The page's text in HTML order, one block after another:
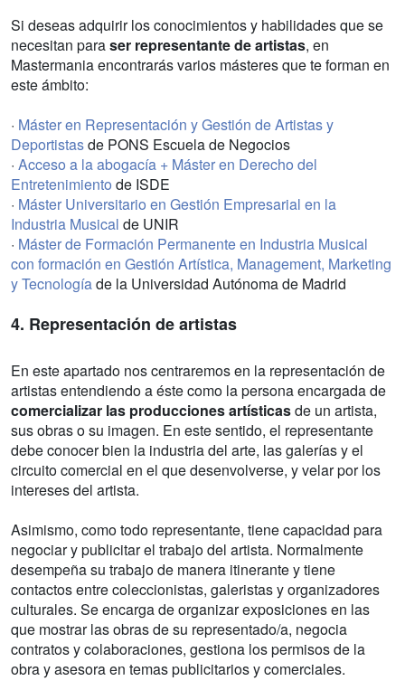
Si deseas adquirir los conocimientos y habilidades que se
necesitan paraser representante de artistas, en
Mastermania encontrarás varios másteres que te forman en
este ámbito:
· Máster en Representación y Gestión de Artistas y
Deportistasde PONS Escuela de Negocios
· Acceso a la abogacía + Máster en Derecho del
Entretenimiento de ISDE
· Máster Universitario en Gestión Empresarial en la
Industria Musical de UNIR
· Máster de Formación Permanente en Industria Musical
con formación en Gestión Artística, Management, Marketing
y Tecnologíade la Universidad Autónoma de Madrid
4. Representación de artistas
En este apartado nos centraremos en la representación de
artistas entendiendo a éste como la persona encargada de
comercializar las producciones artísticasde un artista,
sus obras o su imagen. En este sentido, el representante
debe conocer bien la industria del arte, las galerías y el
circuito comercial en el que desenvolverse, y velar por los
intereses del artista.
Asimismo, como todo representante, tiene capacidad para
negociar y publicitar el trabajo del artista. Normalmente
desempeña su trabajo de manera itinerante y tiene
contactos entre coleccionistas, galeristas y organizadores
culturales. Se encarga de organizar exposiciones en las
que mostrar las obras de su representado/a, negocia
contratos y colaboraciones, gestiona los permisos de la
obra y asesora en temas publicitarios y comerciales.